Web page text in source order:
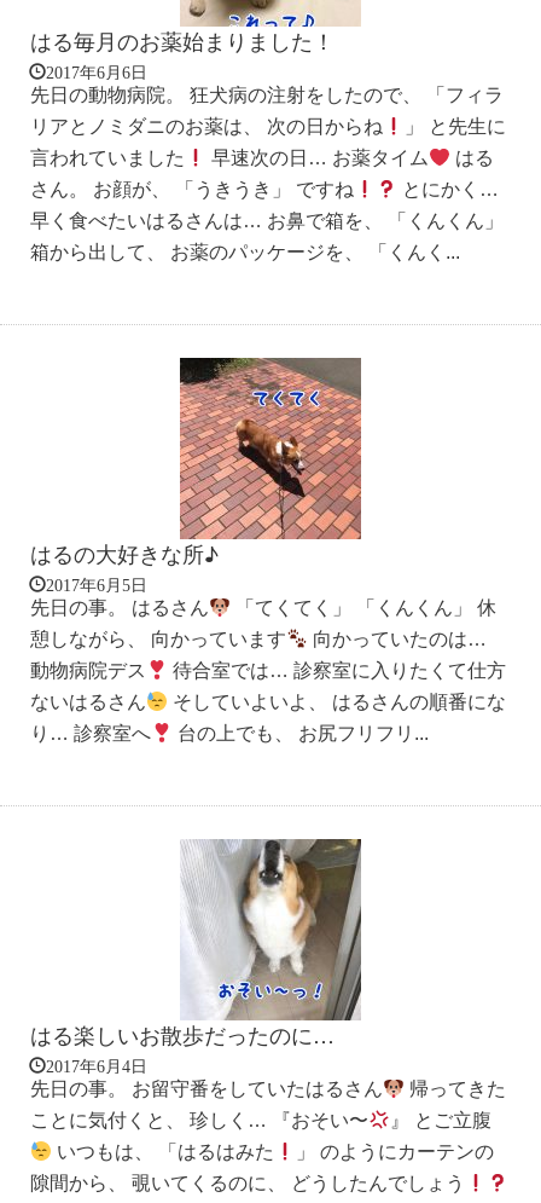
はる毎月のお薬始まりました！
2017年6月6日
先日の動物病院。 狂犬病の注射をしたので、 「フィラ
リアとノミダニのお薬は、 次の日からね
」 と先生に
言われていました
早速次の日… お薬タイム
はる
さん。 お顔が、 「うきうき」 ですね
とにかく…
早く食べたいはるさんは… お鼻で箱を、 「くんくん」
箱から出して、 お薬のパッケージを、 「くんく...
はるの大好きな所♪
2017年6月5日
先日の事。 はるさん
「てくてく」 「くんくん」 休
憩しながら、 向かっています
向かっていたのは…
動物病院デス
待合室では… 診察室に入りたくて仕方
ないはるさん
そしていよいよ、 はるさんの順番にな
り… 診察室へ
台の上でも、 お尻フリフリ...
はる楽しいお散歩だったのに…
2017年6月4日
先日の事。 お留守番をしていたはるさん
帰ってきた
ことに気付くと、 珍しく… 『おそい〜
』 とご立腹
いつもは、 「はるはみた
」 のようにカーテンの
隙間から、 覗いてくるのに、 どうしたんでしょう